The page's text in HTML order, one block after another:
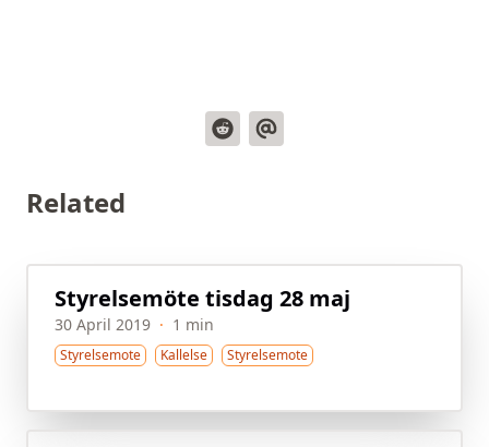
Related
Styrelsemöte tisdag 28 maj
30 April 2019 · 1 min
Styrelsemote Kallelse Styrelsemote